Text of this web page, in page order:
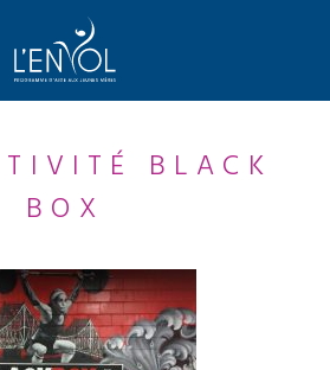
BLACK
BOX